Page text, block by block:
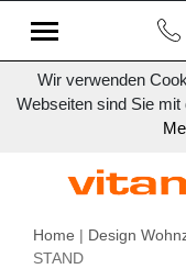
Wir verwenden
Webseiten sind Sie
Home | Design
STAND